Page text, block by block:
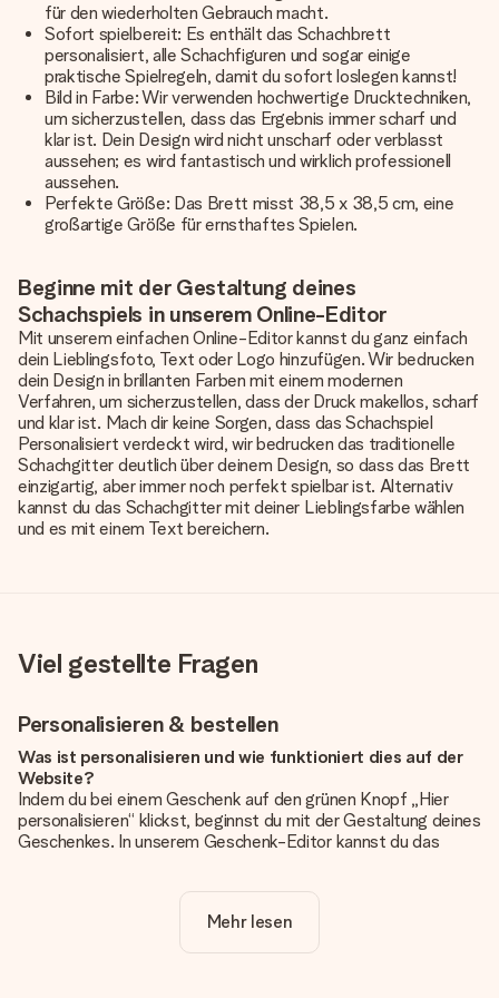
für den wiederholten Gebrauch macht.
Sofort spielbereit: Es enthält das Schachbrett
personalisiert, alle Schachfiguren und sogar einige
praktische Spielregeln, damit du sofort loslegen kannst!
Bild in Farbe: Wir verwenden hochwertige Drucktechniken,
um sicherzustellen, dass das Ergebnis immer scharf und
klar ist. Dein Design wird nicht unscharf oder verblasst
aussehen; es wird fantastisch und wirklich professionell
aussehen.
Perfekte Größe: Das Brett misst 38,5 x 38,5 cm, eine
großartige Größe für ernsthaftes Spielen.
Beginne mit der Gestaltung deines
Schachspiels in unserem Online-Editor
Mit unserem einfachen Online-Editor kannst du ganz einfach
dein Lieblingsfoto, Text oder Logo hinzufügen. Wir bedrucken
dein Design in brillanten Farben mit einem modernen
Verfahren, um sicherzustellen, dass der Druck makellos, scharf
und klar ist. Mach dir keine Sorgen, dass das Schachspiel
Personalisiert verdeckt wird, wir bedrucken das traditionelle
Schachgitter deutlich über deinem Design, so dass das Brett
einzigartig, aber immer noch perfekt spielbar ist. Alternativ
kannst du das Schachgitter mit deiner Lieblingsfarbe wählen
und es mit einem Text bereichern.
Viel gestellte Fragen
Personalisieren & bestellen
Was ist personalisieren und wie funktioniert dies auf der
Website?
Indem du bei einem Geschenk auf den grünen Knopf „Hier
personalisieren“ klickst, beginnst du mit der Gestaltung deines
Geschenkes. In unserem Geschenk-Editor kannst du das
noch eines unserer angebotenen Designs, um deinem
Geschenk die perfekte Ausstrahlung zu verleihen.
Mehr lesen